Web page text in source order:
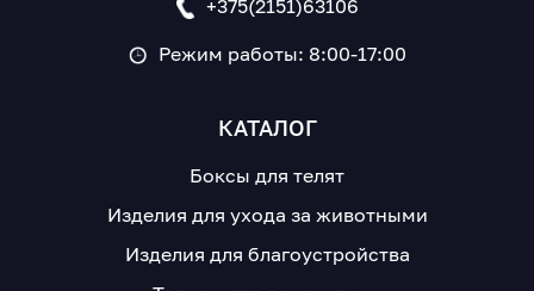
+375(2151)63106
Режим работы: 8:00-17:00
КАТАЛОГ
Боксы для телят
Изделия для ухода за животными
Изделия для благоустройства